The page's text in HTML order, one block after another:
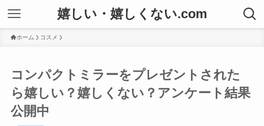
嬉しい・嬉しくない.com
ホーム コスメ
コンパクトミラーをプレゼントされた
ら嬉しい？嬉しくない？アンケート結果
公開中